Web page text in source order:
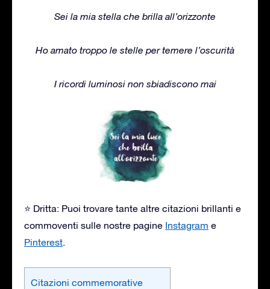
Sei la mia stella che brilla all’orizzonte
Ho amato troppo le stelle per temere l’oscurità
I ricordi luminosi non sbiadiscono mai
⭐ Dritta: Puoi trovare tante altre citazioni brillanti e
commoventi sulle nostre pagine Instagram e
Pinterest.
Citazioni commemorative